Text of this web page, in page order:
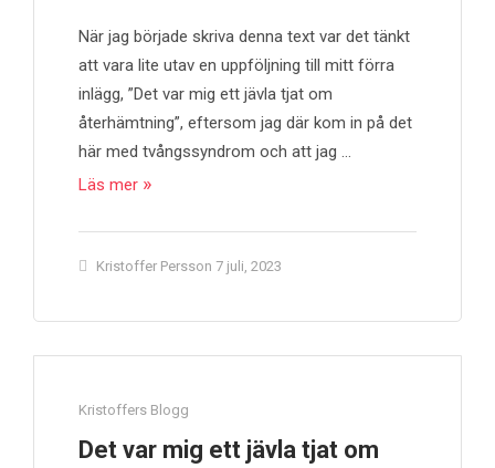
När jag började skriva denna text var det tänkt
att vara lite utav en uppföljning till mitt förra
inlägg, ”Det var mig ett jävla tjat om
återhämtning”, eftersom jag där kom in på det
här med tvångssyndrom och att jag …
Läs mer
Kristoffer Persson 7 juli, 2023
Kristoffers Blogg
Det var mig ett jävla tjat om